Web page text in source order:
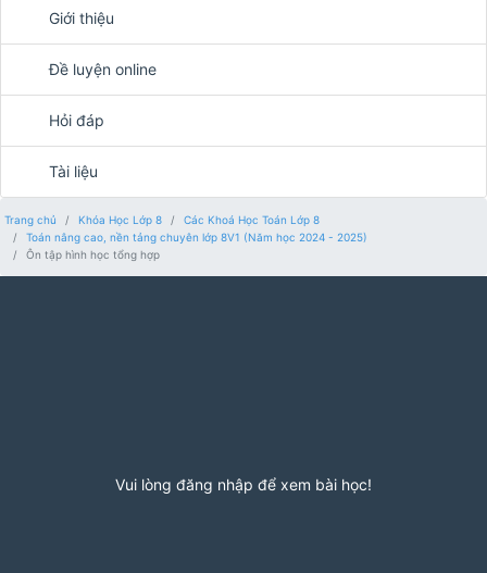
Giới thiệu
Đề luyện online
Hỏi đáp
Tài liệu
Trang chủ Khóa Học Lớp 8
Các Khoá Học Toán Lớp 8
Toán nâng cao, nền tảng chuyên lớp 8V1 (Năm học 2024 - 2025)
Ôn tập hình học tổng hợp
Vui lòng đăng nhập để xem bài học!